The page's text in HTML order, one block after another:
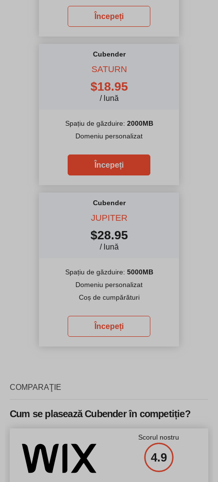
Începeți
Cubender
SATURN
$18.95
/ lună
Spațiu de găzduire: 2000MB
Domeniu personalizat
Începeți
Cubender
JUPITER
$28.95
/ lună
Spațiu de găzduire: 5000MB
Domeniu personalizat
Coș de cumpărături
Începeți
COMPARAŢIE
Cum se plasează Cubender în competiție?
Scorul nostru
4.9